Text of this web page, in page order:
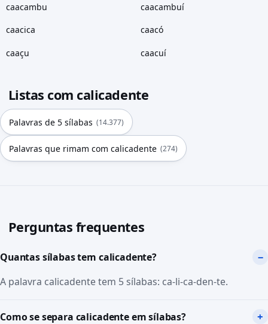
caacambu caacambuí
caacica caacó
caaçu caacuí
Listas com calicadente
Palavras de 5 sílabas (14.377)
Palavras que rimam com calicadente (274)
Perguntas frequentes
Quantas sílabas tem calicadente?
A palavra calicadente tem 5 sílabas: ca-li-ca-den-te.
Como se separa calicadente em sílabas?